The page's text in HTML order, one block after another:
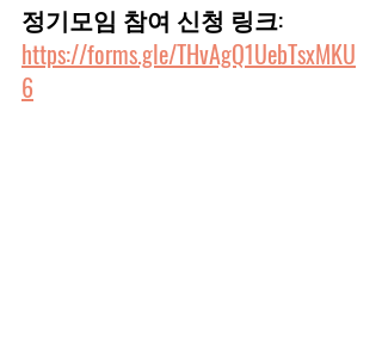
정기모임 참여 신청 링크:
https://forms.gle/THvAgQ1UebTsxMKU
6